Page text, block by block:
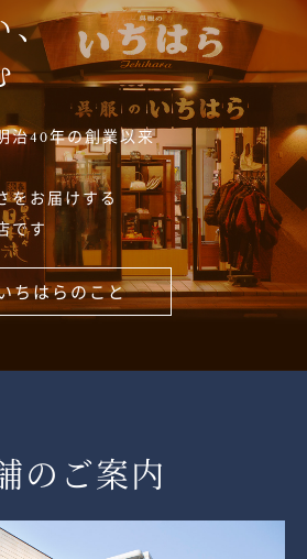
、
治40年の創業以来
をお届けする
です
ちはらのこと
のご案内